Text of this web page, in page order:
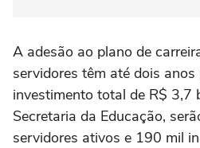
A adesão ao plano de
servidores têm até dois anos
investimento total de R$ 3,7
Secretaria da Educação,
servidores ativos e 190 mil